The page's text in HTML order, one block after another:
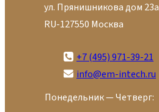
ул. Прянишникова дом 23а
RU-127550 Москва
+7 (495) 971-39-21
info@em-intech.ru
Понедельник — Четверг: